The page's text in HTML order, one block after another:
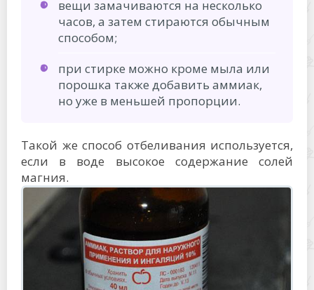
вещи замачиваются на несколько
часов, а затем стираются обычным
способом;
при стирке можно кроме мыла или
порошка также добавить аммиак,
но уже в меньшей пропорции.
Такой же способ отбеливания используется,
если в воде высокое содержание солей
магния.